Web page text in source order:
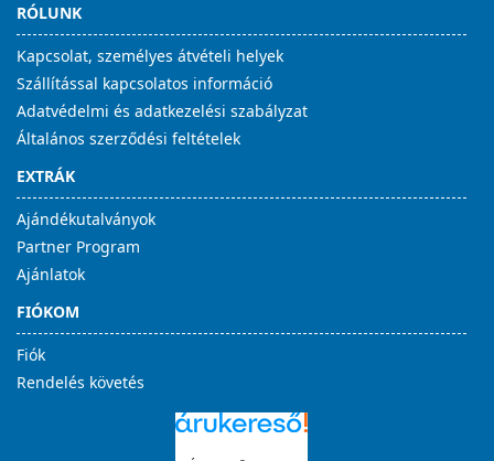
RÓLUNK
Kapcsolat, személyes átvételi helyek
Szállítással kapcsolatos információ
Adatvédelmi és adatkezelési szabályzat
Általános szerződési feltételek
EXTRÁK
Ajándékutalványok
Partner Program
Ajánlatok
FIÓKOM
Fiók
Rendelés követés